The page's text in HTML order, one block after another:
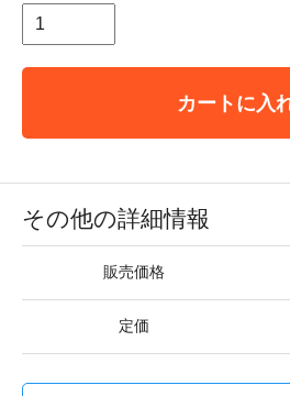
カートに入
その他の詳細情報
販売価格
定価